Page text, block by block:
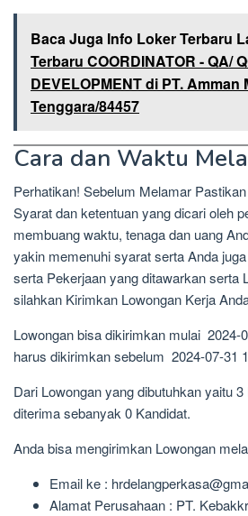
Baca Juga Info Loker Terbaru
Terbaru COORDINATOR - QA/
DEVELOPMENT di PT. Amman
Tenggara/84457
Cara dan Waktu
Perhatikan! Sebelum Melamar
Syarat dan ketentuan yang dicari oleh
membuang waktu, tenaga dan uang
yakin memenuhi syarat serta Anda
serta Pekerjaan yang ditawarkan serta
silahkan Kirimkan Lowongan Kerja
Lowongan bisa dikirimkan mulai 2024-
harus dikirimkan sebelum 2024-07-31
Dari Lowongan yang dibutuhkan yaitu
diterima sebanyak 0 Kandidat.
Anda bisa mengirimkan Lowongan
Email ke :
Alamat Perusahaan : PT.